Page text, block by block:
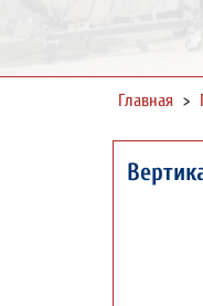
Главная >